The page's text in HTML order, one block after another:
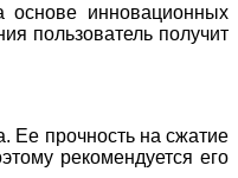
основе инновационных
пользователь получит
Ее прочность на сжатие
рекомендуется его